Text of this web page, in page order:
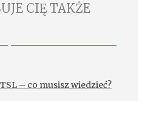
CIĘ TAKŻE
– co musisz wiedzieć?